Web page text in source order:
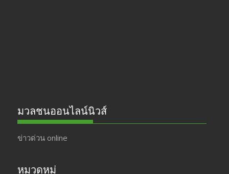
มวลชนออนไลน์นิวส์
ข่าวด่วน online
หมวดหมู่